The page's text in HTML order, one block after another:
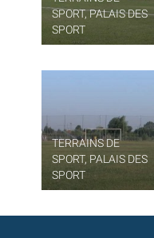
SPORT, PALAIS DES
SPORT
TERRAINS DE
SPORT, PALAIS DES
SPORT